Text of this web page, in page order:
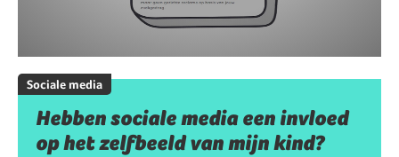
Sociale media
Hebben sociale media een invloed
op het zelfbeeld van mijn kind?